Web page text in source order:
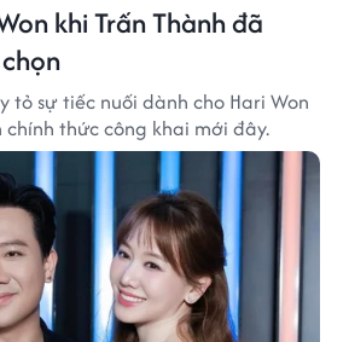
khi Trấn Thành đã
tỏ sự tiếc nuối dành cho Hari Won
chính thức công khai mới đây.